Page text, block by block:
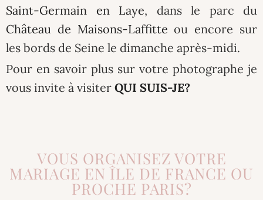
Saint-Germain en Laye, dans le parc du
Château de Maisons-Laffitte ou encore sur
les bords de Seine le dimanche après-midi.
Pour en savoir plus sur votre photographe je
vous invite à visiter QUI SUIS-JE?
VOUS ORGANISEZ VOTRE
MARIAGE EN ÎLE DE FRANCE OU
PROCHE PARIS?